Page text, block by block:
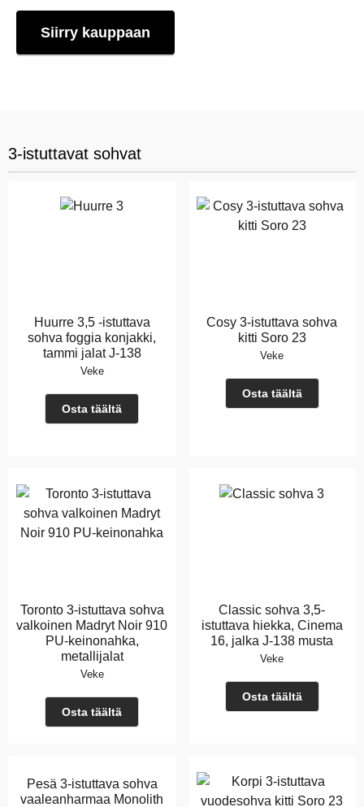
Siirry kauppaan
3-istuttavat sohvat
Huurre 3,5 -istuttava
sohva foggia konjakki,
tammi jalat J-138
Veke
Osta täältä
Cosy 3-istuttava sohva
kitti Soro 23
Veke
Osta täältä
Toronto 3-istuttava sohva
valkoinen Madryt Noir 910
PU-keinonahka,
metallijalat
Veke
Osta täältä
Classic sohva 3,5-
istuttava hiekka, Cinema
16, jalka J-138 musta
Veke
Osta täältä
Pesä 3-istuttava sohva
vaaleanharmaa Monolith